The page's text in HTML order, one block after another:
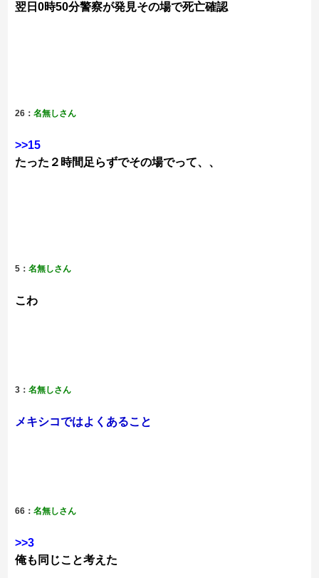
翌日0時50分警察が発見その場で死亡確認
26：名無しさん
>>15
たった２時間足らずでその場でって、、
5：名無しさん
こわ
3：名無しさん
メキシコではよくあること
66：名無しさん
>>3
俺も同じこと考えた